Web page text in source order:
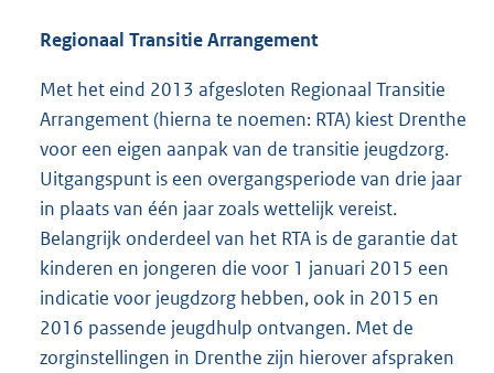
Regionaal Transitie Arrangement
Met het eind 2013 afgesloten Regionaal Transitie
Arrangement (hierna te noemen: RTA) kiest Drenthe
voor een eigen aanpak van de transitie jeugdzorg.
Uitgangspunt is een overgangsperiode van drie jaar
in plaats van één jaar zoals wettelijk vereist.
Belangrijk onderdeel van het RTA is de garantie dat
kinderen en jongeren die voor 1 januari 2015 een
indicatie voor jeugdzorg hebben, ook in 2015 en
2016 passende jeugdhulp ontvangen. Met de
zorginstellingen in Drenthe zijn hierover afspraken